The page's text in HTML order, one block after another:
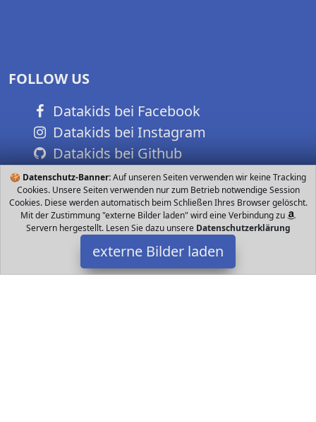
🍪 Datenschutz-Banner:Auf unseren Seiten verwenden wir keine Tracking
Cookies. Unsere Seiten verwenden nur zum Betrieb notwendige Session
Cookies. Diese werden automatisch beim Schließen Ihres Browser gelöscht.
Mit der Zustimmung "externe Bilder laden" wird eine Verbindung zu
Servern hergestellt. Lesen Sie dazu unsere Datenschutzerklärung
externe Bilder laden
FOLLOW US
Datakids bei Facebook
Datakids bei Instagram
Datakids bei Github